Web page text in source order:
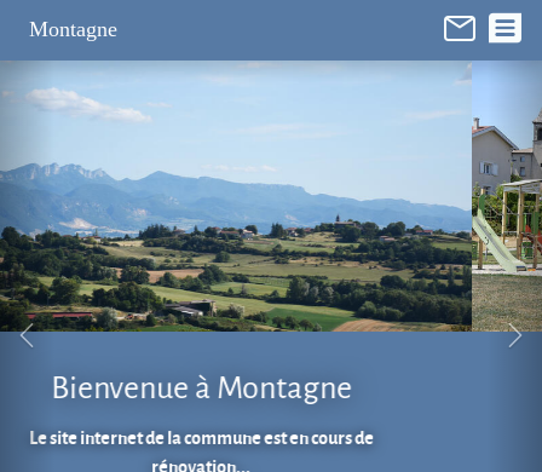
Montagne
Aire de jeux au cœur du village.